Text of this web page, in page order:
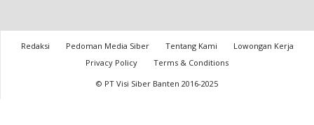
Redaksi Pedoman Media Siber Tentang Kami
Lowongan Kerja
Privacy Policy
Terms & Conditions
© PT Visi Siber Banten 2016-2025